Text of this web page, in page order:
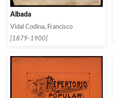
Albada
Vidal Codina, Francisco
[1879-1900]